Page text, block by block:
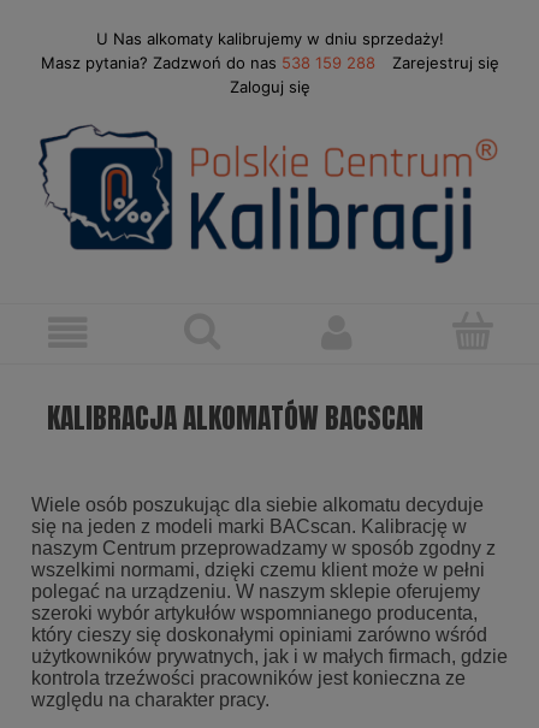
U Nas alkomaty kalibrujemy w dniu sprzedaży!
Masz pytania? Zadzwoń do nas 538 159 288
Zarejestruj się
Zaloguj się
KALIBRACJA ALKOMATÓW BACSCAN
Wiele osób poszukując dla siebie alkomatu decyduje
się na jeden z modeli marki BACscan. Kalibrację w
naszym Centrum przeprowadzamy w sposób zgodny z
wszelkimi normami, dzięki czemu klient może w pełni
polegać na urządzeniu. W naszym sklepie oferujemy
szeroki wybór artykułów wspomnianego producenta,
który cieszy się doskonałymi opiniami zarówno wśród
użytkowników prywatnych, jak i w małych firmach, gdzie
kontrola trzeźwości pracowników jest konieczna ze
względu na charakter pracy.